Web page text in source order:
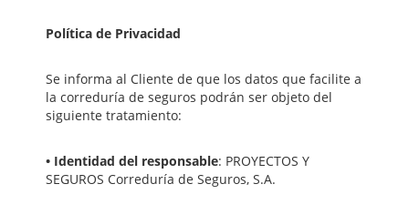
Política de Privacidad
Se informa al Cliente de que los datos que facilite a
la correduría de seguros podrán ser objeto del
siguiente tratamiento:
• Identidad del responsable: PROYECTOS Y
SEGUROS Correduría de Seguros, S.A.